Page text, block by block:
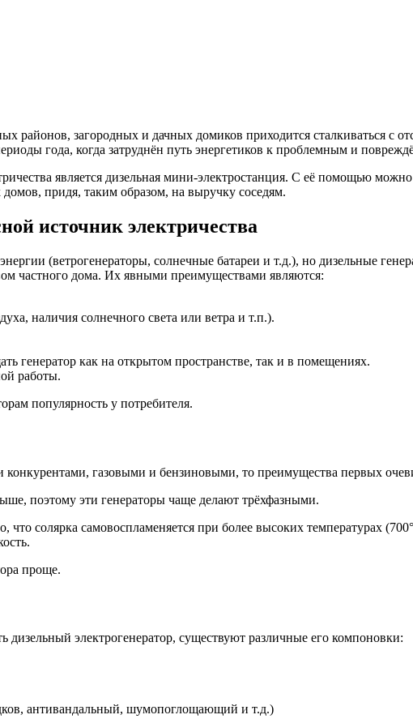
районов, загородных и дачных домиков приходится сталкиваться с
года, когда затруднён путь энергетиков к проблемным и
является дизельная мини-электростанция. С её помощью
придя, таким образом, на выручку соседям.
источник электричества
(ветрогенераторы, солнечные батареи и т.д.), но дизельные
частного дома. Их явными преимуществами являются:
наличия солнечного света или ветра и т.п.).
генератор как на открытом пространстве, так и в помещениях.
работы.
популярность у потребителя.
газовыми и бензиновыми, то преимущества первых
поэтому эти генераторы чаще делают трёхфазными.
что солярка самовоспламеняется при более высоких температурах
проще.
дизельный электрогенератор, существуют различные его компоновки:
антивандальный, шумопоглощающий и т.д.)